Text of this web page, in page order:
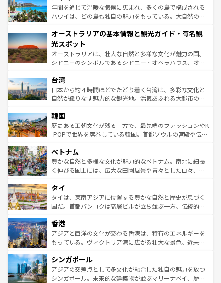
ンメントが詰まった刺激的なスポットだ。一方、アメリカ
西部には大自然が広がり、グランドキャニオンやイエロー
部のニューオーリンズでは、音楽と美食が融合した独特の
文化が魅力。旅行者はアメリカの各地域で異なる魅力を楽
しみながら、その多様性と豊かな歴史を感じることができ
るだろう。車でのロードトリップや列車の旅も、アメリカ
情報は
年間を通じて温暖な気候に恵まれ、多くの島で構成される
ハワイは、どの島も独自の魅力をもっている。大自然の神
ワイ島は見逃せない。また、定番の観光地といえばオアフ
島だが、静かな自然を求めるならマウイ島やカウアイ島が
おすすめ。エメラルドグリーンに輝く海をはじめ、豊かな
文化や歴史が息づいている。「アロハスピリット」と呼ば
人々、おいしいローカルフードやハワイアンミュージッ
ク、伝統的なフラダンスなど、すべてがハワイの魅力を彩
っている。訪れるたびに新しい発見と感動が待っているハ
はコンテンツ一覧
オーストラリアの基本情報と観光ガイド・有名観
光スポット
オーストラリアは、壮大な自然と多様な文化が魅力の国。
シドニーのシンボルであるシドニー・オペラハウス、オー
リアリーフや大陸中央部にそびえるウルル（エアーズロッ
ク）、タスマニアの美しい原生林やケアンズの熱帯雨林な
ど、見どころがたくさん。また、カフェやワイン、オージ
いる。アクティビティも充実しており、サーフィンやダイ
ビング、ハイキングなど、アウトドア好きにはたまらな
い。オーストラリアの多彩な魅力を存分に味わいつくそ
参照してほしい。
台湾
日本から約４時間ほどでたどり着く台湾は、多彩な文化と
自然が織りなす魅力的な観光地。活気あふれる大都市の台
ン）、静ひつな山岳地帯である台湾東部など、都市の喧騒
と山間の静けさが共存しており、訪れる人に新しい発見と
驚きをもたらしてくれる。また、奥深い台湾の食文化も魅
容にもいいと評判のスイーツなど、バラエティ豊かな料理
が味わえる。 なお、新着の台湾情報は コンテンツ一覧を参
照してほしい。
韓国
歴史ある王朝文化が残る一方で、最先端のファッションやK
-POPで世界を席巻している韓国。首都ソウルの宮殿や伝統
き、地方に足を延ばせば四季折々の自然美を楽しむことが
できる。そして、キムチや焼肉、絶品のストリートフード
まで、さまざまな韓国料理が待っている。夜には、韓国な
リティに包まれながら、韓国の多彩な魅力を心ゆくまで味
わってみてほしい。 なお、新着の韓国情報はコンテンツ一
覧を参照してほしい。
ベトナム
豊かな自然と多様な文化が魅力的なベトナム。南北に細長
く伸びる国土には、広大な田園風景や青々とした山々、世
急速な発展と共に伝統が息づく。ハノイの古い町並みやホ
ーチミン市のフランス統治時代の建物も、独特の雰囲気を
醸し出している。また、バラエティの豊かさとおいしさで
とつ。フォーやバインミー、ベトナムコーヒーなどは、ぜ
ひ現地で味わいたい。どの地域を訪れてもあたたかい人々
が旅行者を迎えてくれるので、きっと忘れられない旅にな
参照してほしい。
タイ
タイは、東南アジアに位置する豊かな自然と歴史が息づく
国だ。首都バンコクは高層ビルが立ち並ぶ一方、伝統的な
の活気が交差している。北部ではチェンマイなどの山岳地
帯で自然と触れ合い、南部ではプーケットやクラビの美し
いビーチでリゾート気分を楽しむことができる。タイ料理
激する。気候は一年中温暖で、どの季節にも異なる楽しみ
が待っている。親しみやすいタイの人々、仏教を中心とし
た文化、そして多様な観光資源が、訪れる旅人を魅了し続
香港
アジアと西洋の文化が交わる香港は、特有のエネルギーを
もっている。ヴィクトリア湾に広がる壮大な景色、近未来
み、どこを訪れても感動するはず。観光スポットが密集し
ており、効率よく見どころを回れるのも魅力。息をのむよ
うな絶景から文化的な体験まで、香港を存分に楽しみ尽く
シンガポール
アジアの交差点として多文化が融合した独自の魅力を放つ
シンガポール。未来的な建築物が並ぶマリーナベイ、歴史